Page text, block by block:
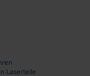
Laserteile